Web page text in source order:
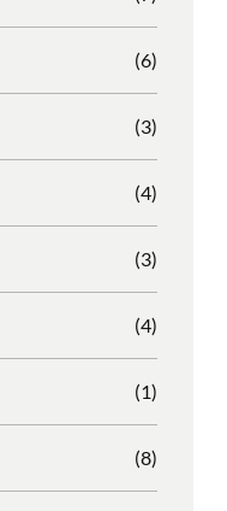
(6)
(3)
(4)
(3)
(4)
(1)
(8)